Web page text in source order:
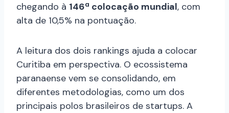
chegando à 146ª colocação mundial, com
alta de 10,5% na pontuação.
A leitura dos dois rankings ajuda a colocar
Curitiba em perspectiva. O ecossistema
paranaense vem se consolidando, em
diferentes metodologias, como um dos
principais polos brasileiros de startups. A